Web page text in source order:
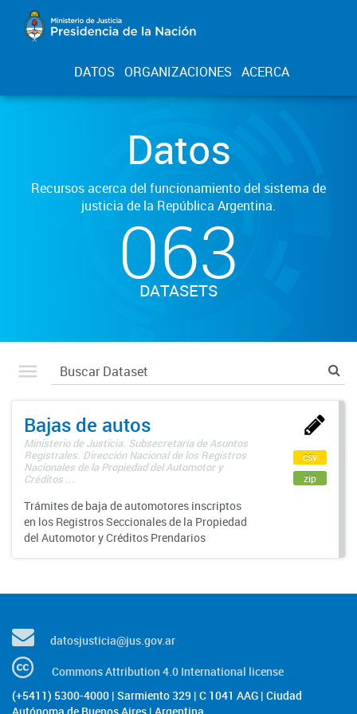
DATOS ORGANIZACIONES ACERCA
Datos
Recursos acerca del funcionamiento del sistema de
justicia de la República Argentina.
063
DATASETS
Bajas de autos
Ministerio de Justicia. Subsecretaría de Asuntos
Registrales. Dirección Nacional de los Registros
Nacionales de la Propiedad del Automotor y
Créditos ...
Trámites de baja de automotores inscriptos
en los Registros Seccionales de la Propiedad
del Automotor y Créditos Prendarios
csv
zip
datosjusticia@jus.gov.ar
Commons Attribution 4.0 International license
(+5411) 5300-4000 | Sarmiento 329 | C 1041 AAG | Ciudad